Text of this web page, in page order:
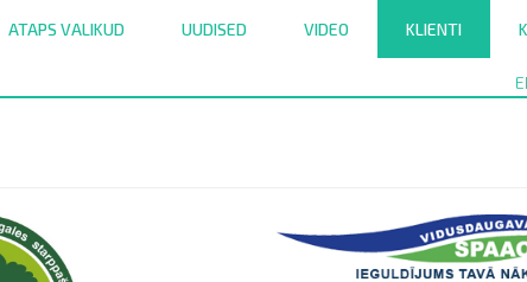
ATAPS VALIKUD UUDISED VIDEO KLIENTI